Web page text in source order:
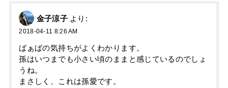
金子涼子 より:
2018-04-11 8:26 AM
ばぁばの気持ちがよくわかります。
孫はいつまでも小さい頃のままと感じているのでしょ
うね。
まさしく、これは孫愛です。